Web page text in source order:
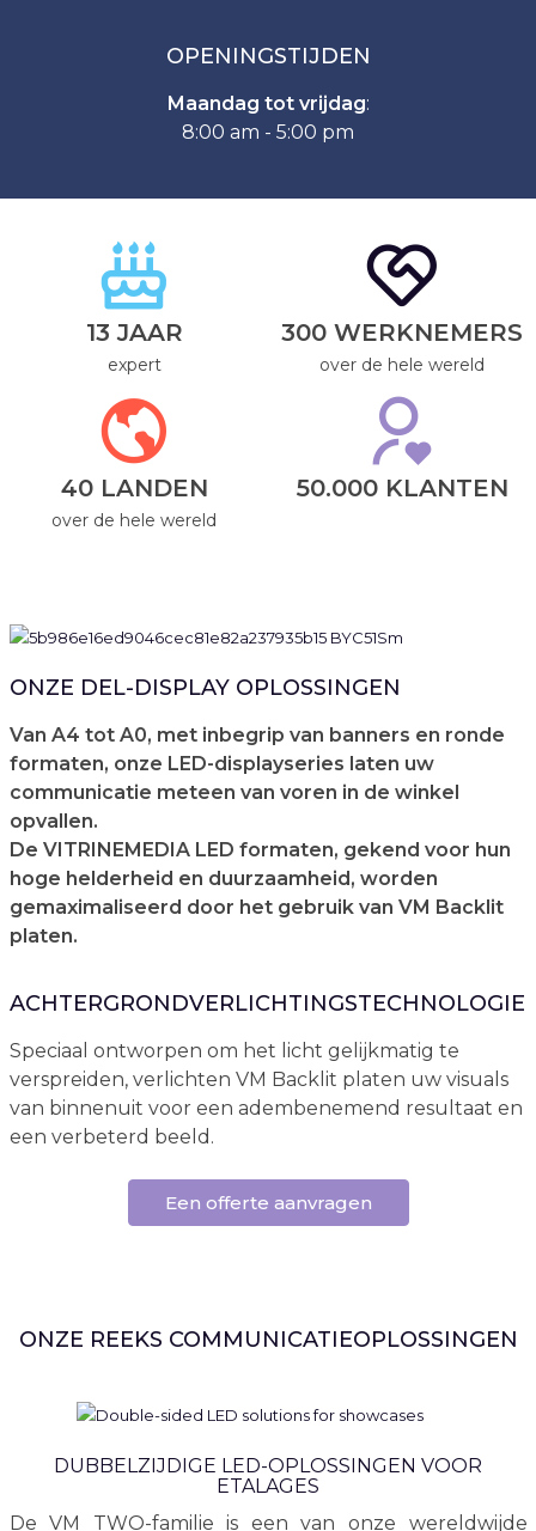
OPENINGSTIJDEN
Maandag tot vrijdag:
8:00 am - 5:00 pm
13 JAAR
expert
300 WERKNEMERS
over de hele wereld
40 LANDEN
over de hele wereld
50.000 KLANTEN
ONZE DEL-DISPLAY OPLOSSINGEN
Van A4 tot A0, met inbegrip van banners en ronde
formaten, onze LED-displayseries laten uw
communicatie meteen van voren in de winkel
opvallen.
De VITRINEMEDIA LED formaten, gekend voor hun
hoge helderheid en duurzaamheid, worden
gemaximaliseerd door het gebruik van VM Backlit
platen.
ACHTERGRONDVERLICHTINGSTECHNOLOGIE
Speciaal ontworpen om het licht gelijkmatig te
verspreiden, verlichten VM Backlit platen uw visuals
van binnenuit voor een adembenemend resultaat en
een verbeterd beeld.
Een offerte aanvragen
ONZE REEKS COMMUNICATIEOPLOSSINGEN
DUBBELZIJDIGE LED-OPLOSSINGEN VOOR
ETALAGES
De VM TWO-familie is een van onze wereldwijde